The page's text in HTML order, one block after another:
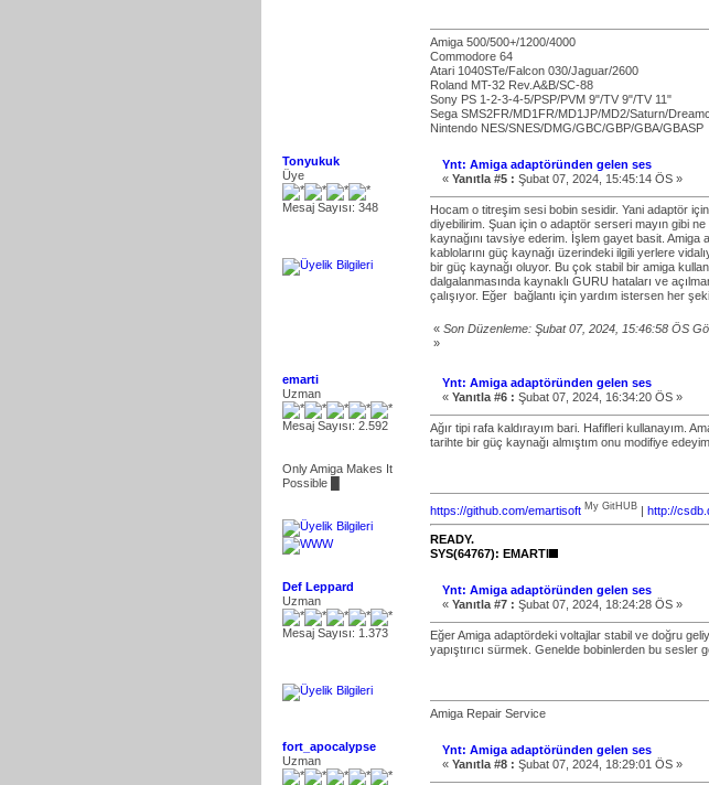
Amiga 500/500+/1200/4000
Commodore 64
Atari 1040STe/Falcon 030/Jaguar/2600
Roland MT-32 Rev.A&B/SC-88
Sony PS 1-2-3-4-5/PSP/PVM 9"/TV 9"/TV 11"
Sega SMS2FR/MD1FR/MD1JP/MD2/Saturn/
Nintendo NES/SNES/DMG/GBC/GBP/GBA/GBASP
Tonyukuk
Üye
Mesaj Sayısı: 348
Ynt: Amiga adaptöründen gelen ses
« Yanıtla #5 : Şubat 07, 2024, 15:45:14 ÖS »
Hocam o titreşim sesi bobin sesidir. Yani adaptör
diyebilirim. Şuan için o adaptör serseri mayın gibi
kaynağını tavsiye ederim. İşlem gayet basit.
kablolarını güç kaynağı üzerindeki ilgili yerlere
bir güç kaynağı oluyor. Bu çok stabil bir amiga
dalgalanmasında kaynaklı GURU hataları ve
çalışıyor. Eğer bağlantı için yardım istersen her
« Son Düzenleme: Şubat 07, 2024, 15:46:58 ÖS
»
emarti
Uzman
Mesaj Sayısı: 2.592
Only Amiga Makes It
Possible █
Ynt: Amiga adaptöründen gelen ses
« Yanıtla #6 : Şubat 07, 2024, 16:34:20 ÖS »
Ağır tipi rafa kaldırayım bari. Hafifleri kullanayım.
tarihte bir güç kaynağı almıştım onu modifiye edeyim.
https://github.com/emartisoft My GitHUB | http://
READY.
SYS(64767): EMARTI
Def Leppard
Uzman
Mesaj Sayısı: 1.373
Ynt: Amiga adaptöründen gelen ses
« Yanıtla #7 : Şubat 07, 2024, 18:24:28 ÖS »
Eğer Amiga adaptördeki voltajlar stabil ve doğru
yapıştırıcı sürmek. Genelde bobinlerden bu
Amiga Repair Service
fort_apocalypse
Uzman
Ynt: Amiga adaptöründen gelen ses
« Yanıtla #8 : Şubat 07, 2024, 18:29:01 ÖS »